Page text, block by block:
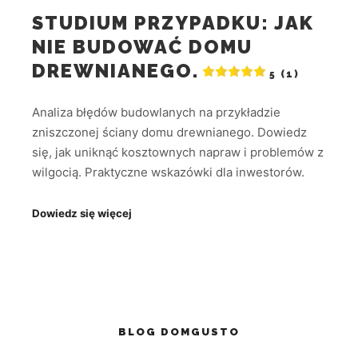
STUDIUM PRZYPADKU: JAK
NIE BUDOWAĆ DOMU
DREWNIANEGO.
5 (1)
Analiza błędów budowlanych na przykładzie
zniszczonej ściany domu drewnianego. Dowiedz
się, jak uniknąć kosztownych napraw i problemów z
wilgocią. Praktyczne wskazówki dla inwestorów.
Dowiedz się więcej
BLOG DOMGUSTO